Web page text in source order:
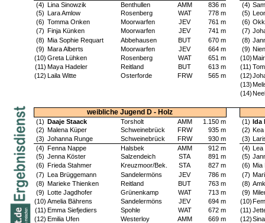
(4) Lina Sinowzik Benthullen AMM 836 m (4)
(5) Lara Amlow Rosenberg WAT 778 m (5)
(6) Tomma Onken Moorwarfen JEV 761 m (6)
(7) Finja Künken Moorwarfen JEV 741 m (7)
(8) Mia Sophie Requart Abbehausen BUT 670 m (8)
(9) Mara Alberts Moorwarfen JEV 664 m (9)
(10) Greta Lühken Rosenberg WAT 651 m (10)
(11) Maya Hadeler Reitland BUT 613 m (11)
(12) Laila Witte Osterforde FRW 565 m (12)
(13)
(14)
weibliche Jugend D - Holz
(1) Daaje Staack Torsholt AMM 1.150 m (1) Ida
(2) Malena Küper Schweinebrück FRW 935 m (2)
(3) Johanna Runge Schweinebrück FRW 930 m (3)
(4) Fenna Nappe Halsbek AMM 912 m (4) Lea
(5) Jenna Köster Salzendeich STA 891 m (5)
(6) Frieda Stahmer Kreuzmoor/Bek. STA 827 m (6) Mia
(7) Lea Brüggemann Sandelermöns JEV 786 m (7)
(8) Marieke Thienken Reitland BUT 763 m (8)
(9) Lotte Jagdhofer Grünenkamp WAT 713 m (9)
(10) Amelia Bährens Sandelermöns JEV 694 m (10)
(11) Emma Siefjediers Spohle WAT 672 m (11)
(12) Emilia Ufen Westerloy AMM 669 m (12)